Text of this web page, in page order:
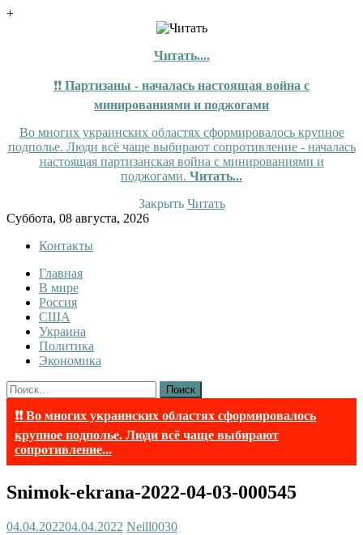
+
Читать....
❗❗ Партизаны - началась настоящая война с
минированиями и поджогами
Во многих украинских областях сформировалось крупное
подполье. Люди всё чаще выбирают сопротивление - началась
настоящая партизанская война с минированиями и
поджогами. Читать...
Закрыть Читать
Skip
content
Суббота, 08 августа, 2026
Контакты
Tewi
Tewi — Новости
Главная
В мире
Россия
США
Украина
Политика
Экономика
Найти:
❗❗ Во многих украинских областях сформировалось
крупное подполье. Люди всё чаще выбирают
сопротивление...
Snimok-ekrana-2022-04-03-000545
04.04.202204.04.2022 Neill0030